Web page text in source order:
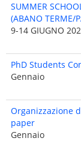
SUMMER
(ABANO TERME/
9-14 GIUGNO
PhD Students
Gennaio
Organizzazione
paper
Gennaio